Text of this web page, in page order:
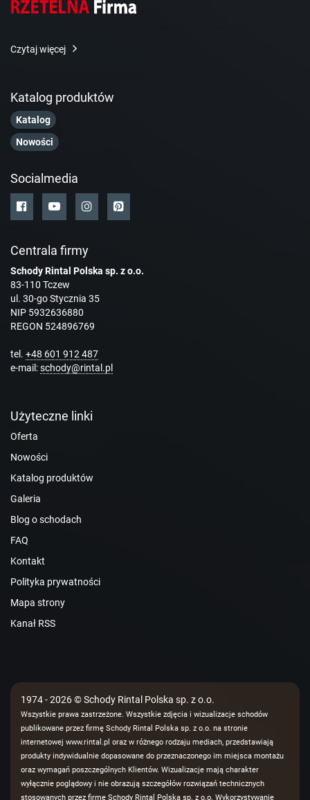
Czytaj więcej
Katalog produktów
Katalog
Nowości
Socialmedia
Centrala firmy
Schody Rintal Polska sp. z o.o.
83-110 Tczew
ul. 30-go Stycznia 35
NIP 5932636880
REGON 524896769
tel. +48 601 912 487
e-mail:schody@rintal.pl
Użyteczne linki
Oferta
Nowości
Katalog produktów
Galeria
Blog o schodach
FAQ
Kontakt
Polityka prywatności
Mapa strony
Kanał RSS
1974 - 2026 © Schody Rintal Polska sp. z o.o.
Wszystkie prawa zastrzeżone. Wszystkie zdjęcia i wizualizacje schodów
publikowane przez firmę Schody Rintal Polska sp. z o.o. na stronie
internetowej www.rintal.pl oraz w różnego rodzaju mediach, przedstawiają
produkty indywidualnie dopasowane do przeznaczonego im miejsca montażu
oraz wymagań poszczególnych Klientów. Wizualizacje mają charakter
wyłącznie poglądowy i nie obrazują szczegółów rozwiązań technicznych
stosowanych przez firmę Schody Rintal Polska sp. z o.o. Wykorzystywanie